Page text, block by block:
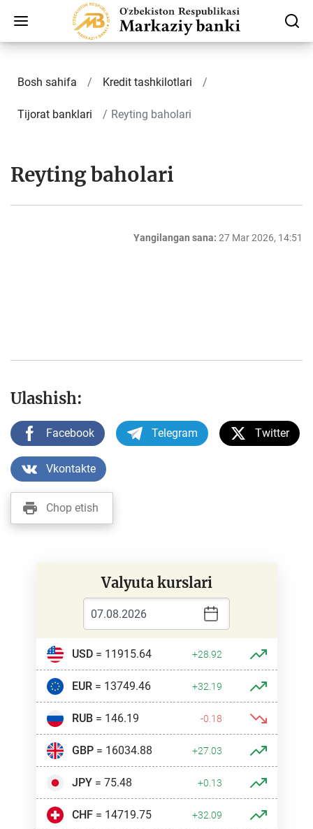
Bosh sahifa Kredit tashkilotlari
Tijorat banklari Reyting baholari
Reyting baholari
Yangilangan sana: 27 Mar 2026, 14:51
Ulashish:
Facebook Telegram Twitter
Vkontakte
Chop etish
Valyuta kurslari
USD= 11915.64 +28.92
EUR= 13749.46 +32.19
RUB= 146.19 -0.18
GBP= 16034.88 +27.03
JPY= 75.48 +0.13
CHF= 14719.75 +32.09